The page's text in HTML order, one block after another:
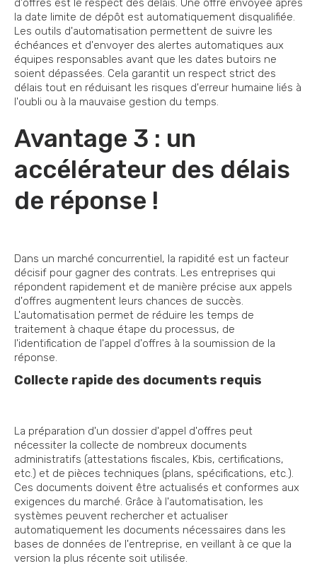
d'offres est le respect des délais. Une offre envoyée après
la date limite de dépôt est automatiquement disqualifiée.
Les outils d'automatisation permettent de suivre les
échéances et d'envoyer des alertes automatiques aux
équipes responsables avant que les dates butoirs ne
soient dépassées. Cela garantit un respect strict des
délais tout en réduisant les risques d'erreur humaine liés à
l'oubli ou à la mauvaise gestion du temps.
Avantage 3 : un
accélérateur des délais
de réponse !
Dans un marché concurrentiel, la rapidité est un facteur
décisif pour gagner des contrats. Les entreprises qui
répondent rapidement et de manière précise aux appels
d'offres augmentent leurs chances de succès.
L'automatisation permet de réduire les temps de
traitement à chaque étape du processus, de
l'identification de l'appel d'offres à la soumission de la
réponse.
Collecte rapide des documents requis
La préparation d'un dossier d'appel d'offres peut
nécessiter la collecte de nombreux documents
administratifs (attestations fiscales, Kbis, certifications,
etc.) et de pièces techniques (plans, spécifications, etc.).
Ces documents doivent être actualisés et conformes aux
exigences du marché. Grâce à l'automatisation, les
systèmes peuvent rechercher et actualiser
automatiquement les documents nécessaires dans les
bases de données de l'entreprise, en veillant à ce que la
version la plus récente soit utilisée.